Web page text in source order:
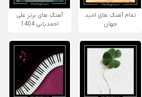
تمام آهنگ های امید
جهان
آهنگ های برتر علی
احمدیانی 1404